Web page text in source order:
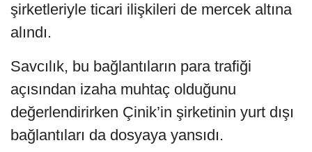
şirketleriyle ticari ilişkileri de mercek altına
alındı.
Savcılık, bu bağlantıların para trafiği
açısından izaha muhtaç olduğunu
değerlendirirken Çinik’in şirketinin yurt dışı
bağlantıları da dosyaya yansıdı.